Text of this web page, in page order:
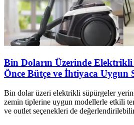
Bin Doların Üzerinde
Önce Bütçe ve İhtiyaca Uygun
Bin dolar üzeri elektrikli süpürgeler
zemin tiplerine uygun modellerle etkili
ve outlet seçenekleri de